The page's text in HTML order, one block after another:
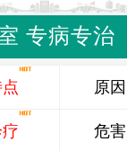
专病专治
原因
危害